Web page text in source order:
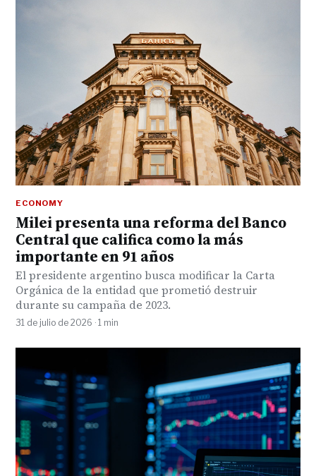
ECONOMY
Milei presenta una reforma del Banco
Central que califica como la más
importante en 91 años
El presidente argentino busca modificar la Carta
Orgánica de la entidad que prometió destruir
durante su campaña de 2023.
31 de julio de 2026 · 1 min